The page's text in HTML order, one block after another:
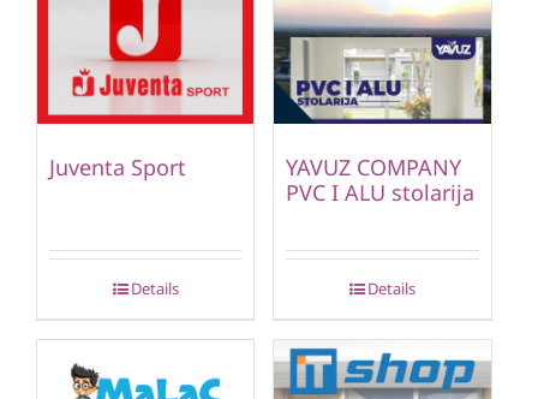
Juventa Sport
Details
YAVUZ COMPANY
PVC I ALU stolarija
Details